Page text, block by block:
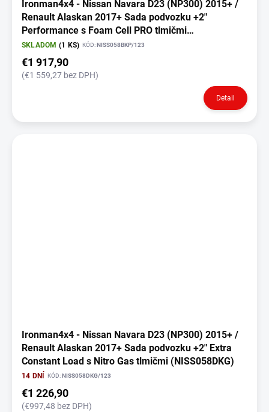
Ironman4x4 - Nissan Navara D23 (NP300) 2015+ /
Renault Alaskan 2017+ Sada podvozku +2"
Performance s Foam Cell PRO tlmičmi
(NISS058BKP)
SKLADOM (1 KS) KÓD: NISS058BKP/123
€1 917,90
(€1 559,27 bez DPH)
Detail
Ironman4x4 - Nissan Navara D23 (NP300) 2015+ /
Renault Alaskan 2017+ Sada podvozku +2" Extra
Constant Load s Nitro Gas tlmičmi (NISS058DKG)
14 DNÍ KÓD:NISS058DKG/123
€1 226,90
(€997,48 bez DPH)